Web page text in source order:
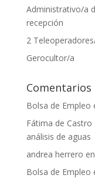
Administrativo/a
recepción
2
Gerocultor/a
Comentarios
Bolsa de Empleo
Fátima de Castro
análisis de aguas
andrea herrero en
Bolsa de Empleo